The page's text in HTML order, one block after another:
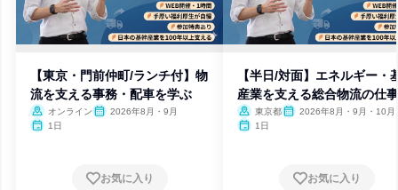
【東京・門前仲町/ランチ付】物
流を支える事務・配車を学ぶ
オンライン
2026年8月・9月
1日
お気に入り
【半日/対面】エネルギー・
産業を支える総合物流の仕
感 東京都
2026年8月・9月・10月
1日
お気に入り